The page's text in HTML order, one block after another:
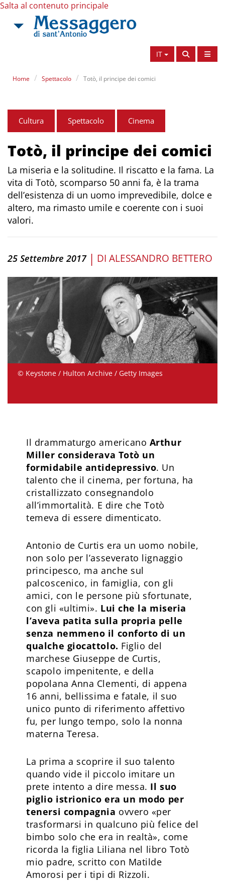
Salta al contenuto principale
IT
Home Spettacolo Totò, il principe dei comici
Cultura Spettacolo Cinema
Totò, il principe dei comici
La miseria e la solitudine. Il riscatto e la fama. La
vita di Totò, scomparso 50 anni fa, è la trama
dell’esistenza di un uomo imprevedibile, dolce e
altero, ma rimasto umile e coerente con i suoi
valori.
25 Settembre 2017 | DI ALESSANDRO BETTERO
© Keystone / Hulton Archive / Getty Images
Il drammaturgo americano Arthur
Miller considerava Totò un
formidabile antidepressivo. Un
talento che il cinema, per fortuna, ha
cristallizzato consegnandolo
all’immortalità. E dire che Totò
temeva di essere dimenticato.
Antonio de Curtis era un uomo nobile,
non solo per l’asseverato lignaggio
principesco, ma anche sul
palcoscenico, in famiglia, con gli
amici, con le persone più sfortunate,
con gli «ultimi». Lui che la miseria
l’aveva patita sulla propria pelle
senza nemmeno il conforto di un
qualche giocattolo. Figlio del
marchese Giuseppe de Curtis,
scapolo impenitente, e della
popolana Anna Clementi, di appena
16 anni, bellissima e fatale, il suo
unico punto di riferimento affettivo
fu, per lungo tempo, solo la nonna
materna Teresa.
La prima a scoprire il suo talento
quando vide il piccolo imitare un
prete intento a dire messa. Il suo
piglio istrionico era un modo per
tenersi compagnia ovvero «per
trasformarsi in qualcuno più felice del
bimbo solo che era in realtà», come
ricorda la figlia Liliana nel libro Totò
mio padre, scritto con Matilde
Amorosi per i tipi di Rizzoli.